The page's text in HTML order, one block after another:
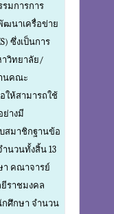
มการการ
ฒนาเครื่อข่าย
ซึ่งเป็นการ
าวิทยาลัย/
นคณะ
ให้สามารถใช้
ย่างมี
สมาชิกฐานข้อ
นวนทั้งสิ้น 13
า คณาจารย์
ราชมงคล
กศึกษา จำนวน